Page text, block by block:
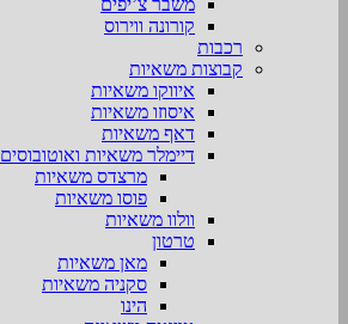
קורונה ווירוס
רכבות
קבוצות משאיות
איווקו משאיות
איסוזו משאיות
דאף משאיות
דיימלר משאיות ואוטובוסים
מרצדס משאיות
פוסו משאיות
וולוו משאיות
טרטון
מאן משאיות
סקניה משאיות
הינו